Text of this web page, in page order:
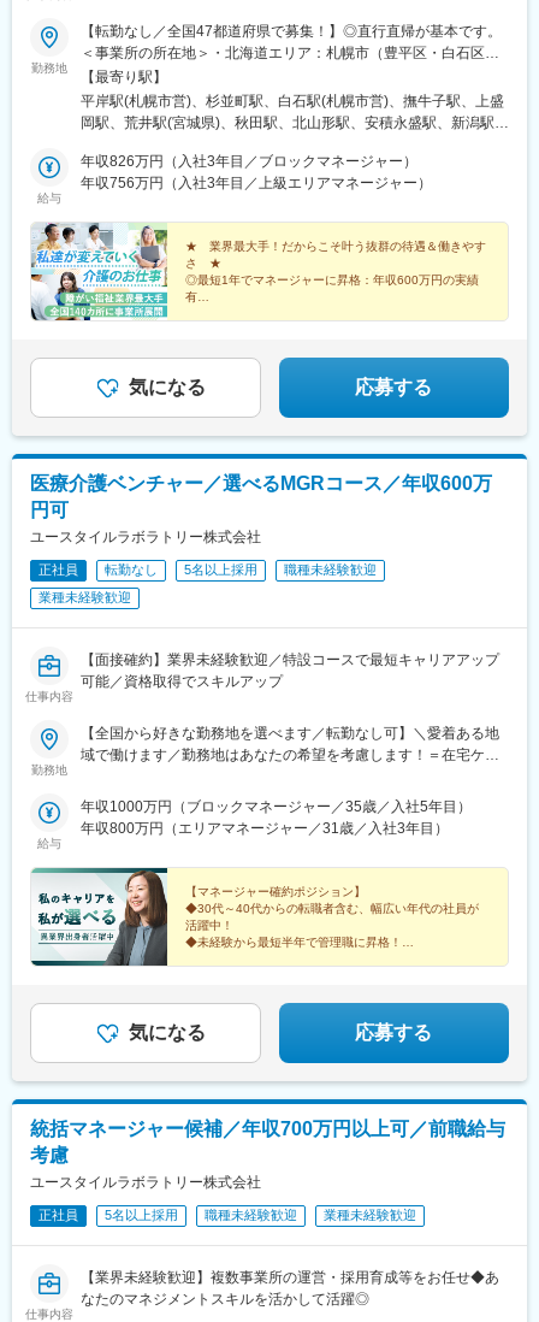
勤務地
【転勤なし／全国47都道府県で募集！】◎直行直帰が基本です。
＜事業所の所在地＞・北海道エリア：札幌市（豊平区・白石区）
／函館市・東北エリア：岩手市／仙台市／秋田市／山形市／郡山
市／弘前市・関東エリア：茨城市／栃木市／高崎市／大宮市／習
志野市／板橋区／多摩市／相模原市／藤沢市／甲府市・東海エリ
ア：新潟市／富山市／金沢市／福井市／長野市・関西エリア：大
阪市／宇治市／西宮市／奈良市／大津市／和歌山市／新宮市・中
／徳島市／高松市／松山市／高知市・九州エリア：福岡市／糟屋
郡粕屋町／北九州市／久留米市／佐賀市／長崎市／熊本市／大分
市／宮崎市／鹿児島市／沖縄市※受動喫煙防止対策：敷地内禁煙※
駐車場あり！車、バイク、自転車などの通勤OK ※地域による※担
当するご利用者のご自宅へ訪問していただきます。※ご希望をお伺
【最寄り駅】
平岸駅(札幌市営)、杉並町駅、白石駅(札幌市営)、撫牛子駅、上盛
岡駅、荒井駅(宮城県)、秋田駅、北山形駅、安積永盛駅、新潟駅、
上駅、多摩センター駅、相模原駅、藤沢駅、国母駅、市役所前駅
(長野県)、県庁前駅(富山県)、上諸江駅、八ツ島駅、岐阜駅、静岡
良線)、天満橋駅、西宮駅、奈良駅、六十谷駅、新宮駅、鳥取駅、
松江駅、備前西市駅、東福山駅、比治山橋駅、幡生駅、阿波富田
駅、元山駅(香川県)、道後公園駅、知寄町二丁目駅、吉塚駅、柚須
駅、木屋瀬駅、西鉄久留米駅、佐賀駅、茂里町駅、健軍町駅、大
分駅、宮崎駅、天文館通駅、古島駅、南平岸駅、新津田沼駅、志
駅、西宮駅(ＪＲ線)、新大宮駅、南区役所前駅、道後温泉駅、馬出
九大病院前駅、新木屋瀬駅、スタジアムシティノース駅、いづろ
給与
年収826万円（入社3年目／ブロックマネージャー）
年収756万円（入社3年目／上級エリアマネージャー）
★ 業界最大手！だからこそ叶う抜群の待遇＆働きやす
さ ★
◎最短1年でマネージャーに昇格：年収600万円の実績
有
気になる 応募する
医療介護ベンチャー／選べるMGRコース／年収600万
円可
ユースタイルラボラトリー株式会社
正社員 転勤なし 5名以上採用
職種未経験歓迎
業種未経験歓迎
仕事内容
【面接確約】業界未経験歓迎／特設コースで最短キャリアアップ
可能／資格取得でスキルアップ
勤務地
【全国から好きな勤務地を選べます／転勤なし可】＼愛着ある地
域で働けます／勤務地はあなたの希望を考慮します！＝在宅ケア
い方に最適なポジション☆引越し手当支給・家賃無料の借り上げ
社宅提供◆全国募集◆四国・東北・関西・岐阜・長野で強化募集
お住まいの地域又はジェネラルマネージャーと相談の上決定《養
成期間中の勤務地》東京、神奈川、埼玉※所在地はHP記載【2／地
元マネージャーコース】☆地元採用・転勤なしOK☆別事業へのキ
ャリアチェンジによる昇格可能◆勤務地はページ下部『勤務地一
覧』を参照ください└湘南・川越・香川・川崎・江戸川・徳島・
青森・多摩川に新規オープン！＝施設ケア事業＝【転勤なしOK／
関東／茨城、栃木、群馬、埼玉、東京、神奈川■甲信越・北陸／新
潟■関西／兵庫■東海／静岡、愛知■中国・四国／岡山、広島■九
州・沖縄／福岡、佐賀☆養成期間は最寄り施設勤務
給与
年収1000万円（ブロックマネージャー／35歳／入社5年目）
年収800万円（エリアマネージャー／31歳／入社3年目）
【マネージャー確約ポジション】
◆30代～40代からの転職者含む、幅広い年代の社員が
活躍中！
◆未経験から最短半年で管理職に昇格！
そんなあなたを、私たちは歓迎します。
気になる 応募する
統括マネージャー候補／年収700万円以上可／前職給与
考慮
ユースタイルラボラトリー株式会社
正社員 5名以上採用 職種未経験歓迎 業種未経験歓迎
仕事内容
【業界未経験歓迎】複数事業所の運営・採用育成等をお任せ◆あ
なたのマネジメントスキルを活かして活躍◎